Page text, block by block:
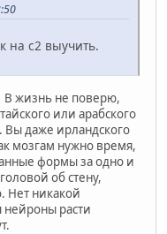
на с2 выучить.
В жизнь не поверю,
или арабского
Вы даже ирландского
мозгам нужно время,
формы за одно и
об стену,
Нет никакой
нейроны расти